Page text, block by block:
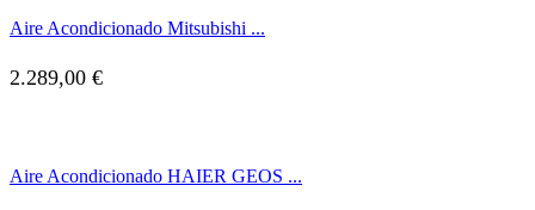
Aire Acondicionado Mitsubishi ...
2.289,00 €
Aire Acondicionado HAIER GEOS ...